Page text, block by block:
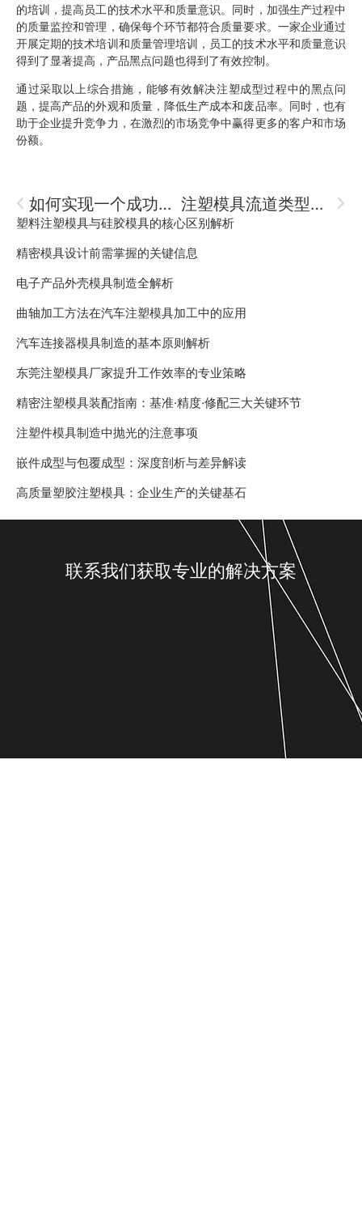
的培训，提高员工的技术水平和质量意识。同时，加强生产过程中
的质量监控和管理，确保每个环节都符合质量要求。一家企业通过
开展定期的技术培训和质量管理培训，员工的技术水平和质量意识
得到了显著提高，产品黑点问题也得到了有效控制。
通过采取以上综合措施，能够有效解决注塑成型过程中的黑点问
题，提高产品的外观和质量，降低生产成本和废品率。同时，也有
助于企业提升竞争力，在激烈的市场竞争中赢得更多的客户和市场
份额。
如何实现一个成功的注塑模具设计？ 注塑模具流道类型的选择
塑料注塑模具与硅胶模具的核心区别解析
精密模具设计前需掌握的关键信息
电子产品外壳模具制造全解析
曲轴加工方法在汽车注塑模具加工中的应用
汽车连接器模具制造的基本原则解析
东莞注塑模具厂家提升工作效率的专业策略
精密注塑模具装配指南：基准·精度·修配三大关键环节
注塑件模具制造中抛光的注意事项
嵌件成型与包覆成型：深度剖析与差异解读
高质量塑胶注塑模具：企业生产的关键基石
联系我们获取专业的解决方案